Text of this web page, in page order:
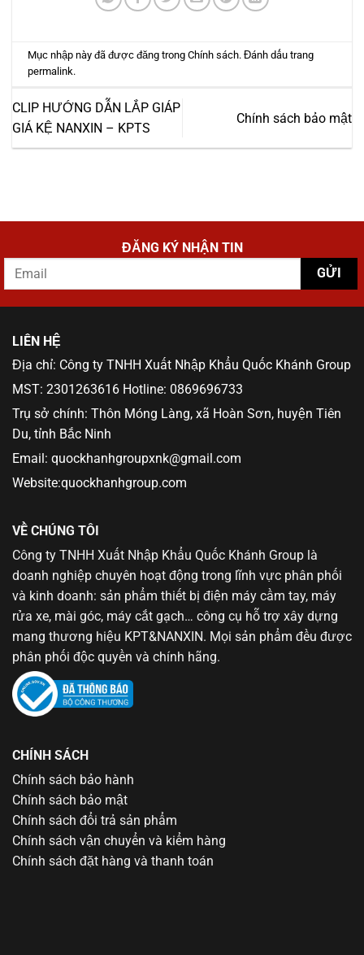
Mục nhập này đã được đăng trongChính sách. Đánh dấu trang
permalink.
CLIP HƯỚNG DẪN LẮP GIÁP
GIÁ KỆ NANXIN – KPTS
Chính sách bảo mật
ĐĂNG KÝ NHẬN TIN
LIÊN HỆ
Địa chỉ: Công ty TNHH Xuất Nhập Khẩu Quốc Khánh Group
MST: 2301263616 Hotline: 0869696733
Trụ sở chính: Thôn Móng Làng, xã Hoàn Sơn, huyện Tiên
Du, tỉnh Bắc Ninh
Email: quockhanhgroupxnk@gmail.com
Website:quockhanhgroup.com
VỀ CHÚNG TÔI
Công ty TNHH Xuất Nhập Khẩu Quốc Khánh Group là
doanh nghiệp chuyên hoạt động trong lĩnh vực phân phối
và kinh doanh: sản phẩm thiết bị điện máy cầm tay, máy
rửa xe, mài góc, máy cắt gạch… công cụ hỗ trợ xây dựng
mang thương hiệu KPT&NANXIN. Mọi sản phẩm đều được
phân phối độc quyền và chính hãng.
CHÍNH SÁCH
Chính sách bảo hành
Chính sách bảo mật
Chính sách đổi trả sản phẩm
Chính sách vận chuyển và kiểm hàng
Chính sách đặt hàng và thanh toán